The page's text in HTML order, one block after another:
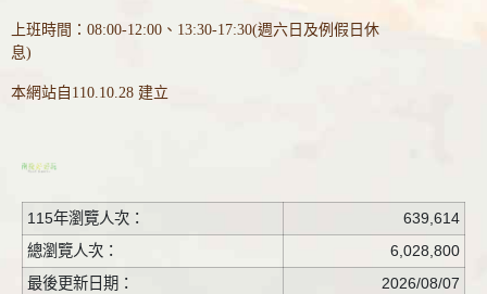
上班時間：08:00-12:00、13:30-17:30(週六日及例假日休
息)
本網站自110.10.28 建立
115年瀏覽人次：
639,614
總瀏覽人次：
6,028,800
最後更新日期：
2026/08/07